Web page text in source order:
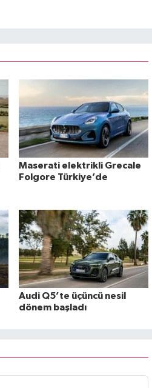
Maserati elektrikli Grecale
Folgore Türkiye’de
Audi Q5’te üçüncü nesil
dönem başladı